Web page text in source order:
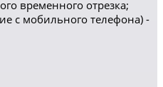
временного отрезка;
с мобильного телефона) -